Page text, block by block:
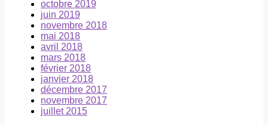
octobre 2019
juin 2019
novembre 2018
mai 2018
avril 2018
mars 2018
février 2018
janvier 2018
décembre 2017
novembre 2017
juillet 2015